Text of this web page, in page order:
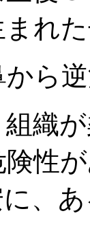
れ
ら
織
性
、